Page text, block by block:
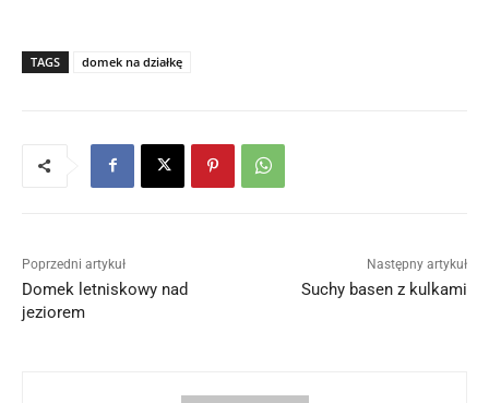
TAGS domek na działkę
Poprzedni artykuł
Domek letniskowy nad
jeziorem
Następny artykuł
Suchy basen z kulkami